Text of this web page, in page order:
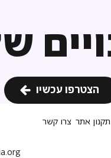
הצטרפו עכשיו
תקנון אתר צרו קשר